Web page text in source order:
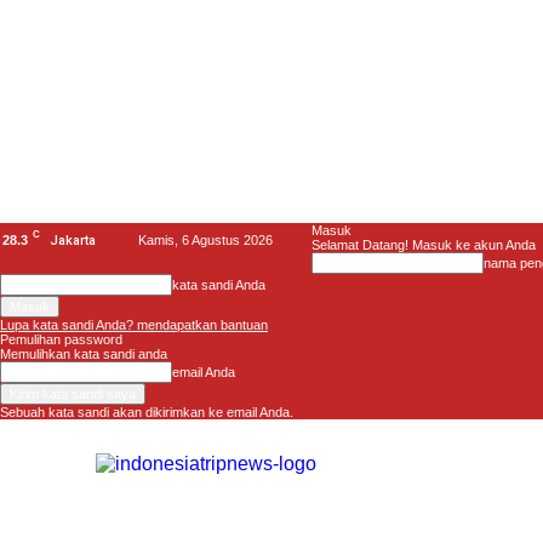
28.3 C Jakarta Kamis, 6 Agustus 2026
Masuk
Selamat Datang! Masuk ke akun Anda
nama
kata sandi Anda
Lupa kata sandi Anda? mendapatkan bantuan
Pemulihan password
Memulihkan kata sandi anda
email Anda
Sebuah kata sandi akan dikirimkan ke email Anda.
Indonesia